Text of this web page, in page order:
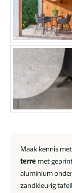
Maak kennis
terre met
aluminium
zandkleurig